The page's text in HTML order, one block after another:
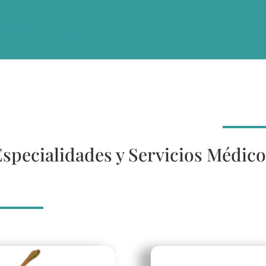
y Servicios